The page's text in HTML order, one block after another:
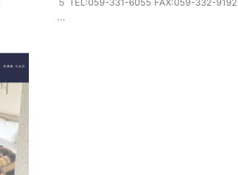
５ TEL:059-331-6055 FAX:059-332-9192
...